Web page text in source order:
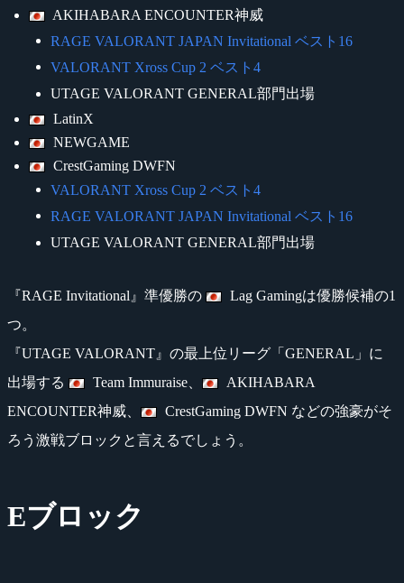
AKIHABARA ENCOUNTER神威
RAGE VALORANT JAPAN Invitational ベスト16
VALORANT Xross Cup 2 ベスト4
UTAGE VALORANT GENERAL部門出場
LatinX
NEWGAME
CrestGaming DWFN
VALORANT Xross Cup 2 ベスト4
RAGE VALORANT JAPAN Invitational ベスト16
UTAGE VALORANT GENERAL部門出場
『RAGE Invitational』準優勝の
Lag Gamingは優勝候補の1
つ。
『UTAGE VALORANT』の最上位リーグ「GENERAL」に
出場する
Team Immuraise、
AKIHABARA
ENCOUNTER神威、
CrestGaming DWFN などの強豪がそ
ろう激戦ブロックと言えるでしょう。
Eブロック